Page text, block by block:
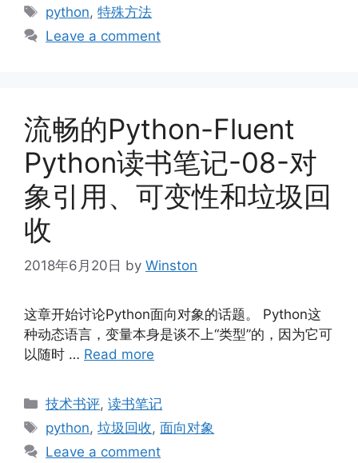
Tags
python,特殊方法
Leave a comment
流畅的Python-Fluent
Python读书笔记-08-对
象引用、可变性和垃圾回
收
2018年6月20日 by Winston
这章开始讨论Python面向对象的话题。 Python这
种动态语言，变量本身是谈不上“类型”的，因为它可
以随时 … Read more
Categories
技术书评,读书笔记
Tags
python,垃圾回收,面向对象
Leave a comment